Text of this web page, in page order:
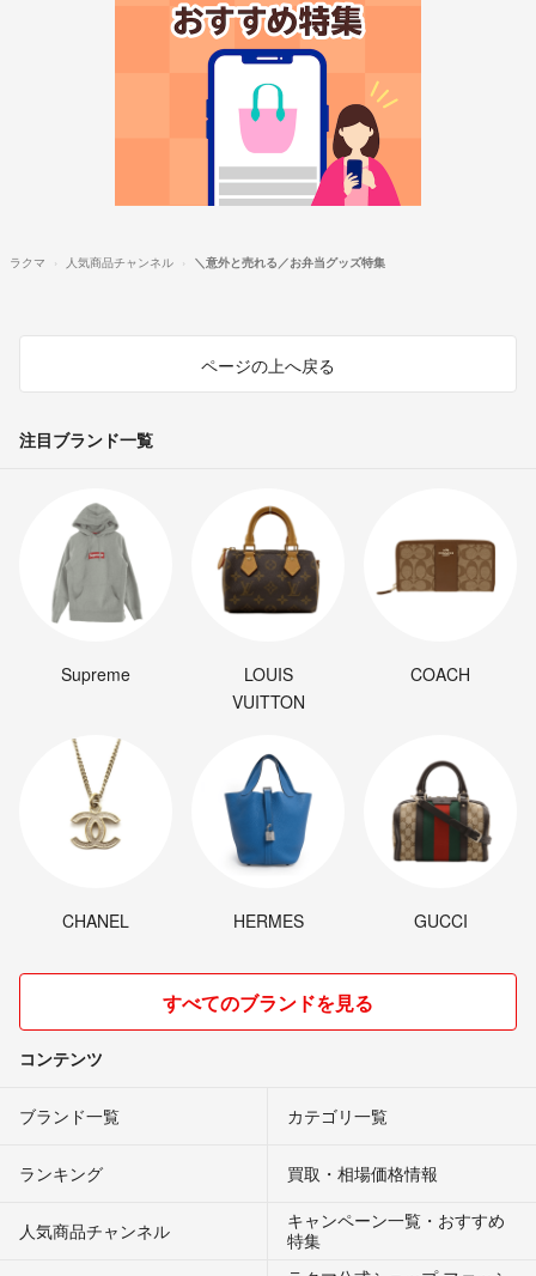
ラクマ 人気商品チャンネル ＼意外と売れる／お弁当グッズ特集
ページの上へ戻る
注目ブランド一覧
Supreme
LOUIS
VUITTON
COACH
CHANEL HERMES GUCCI
すべてのブランドを見る
コンテンツ
ブランド一覧 カテゴリ一覧
ランキング 買取・相場価格情報
人気商品チャンネル
キャンペーン一覧・おすすめ
特集